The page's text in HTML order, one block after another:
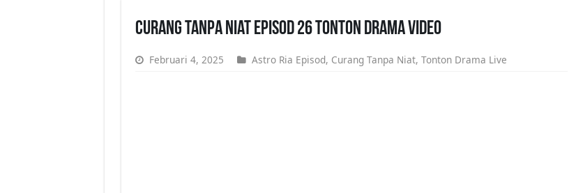
Curang Tanpa Niat Episod 26 Tonton Drama Video
Februari 4, 2025 Astro Ria Episod, Curang Tanpa Niat, Tonton Drama Live